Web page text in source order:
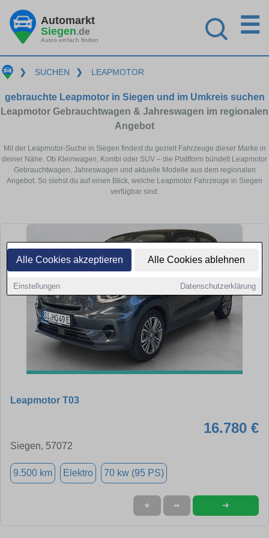
Alle Cookies akzeptieren Alle Cookies ablehnen
Einstellungen Datenschutzerklärung
Automarkt
Siegen.de
Autos einfach finden
☰
❯ SUCHEN ❯ LEAPMOTOR
gebrauchte Leapmotor in Siegen und im Umkreis suchen
Leapmotor Gebrauchtwagen & Jahreswagen im regionalen
Angebot
Mit der Leapmotor-Suche in Siegen findest du gezielt Fahrzeuge dieser Marke in
deiner Nähe. Ob Kleinwagen, Kombi oder SUV – die Plattform bündelt Leapmotor
Gebrauchtwagen, Jahreswagen und aktuelle Modelle aus dem regionalen
Angebot. So siehst du auf einen Blick, welche Leapmotor Fahrzeuge in Siegen
verfügbar sind.
Leapmotor T03
16.780 €
Siegen, 57072
9.500 km Elektro 70 kw (95 PS)
★ ➦ ➜